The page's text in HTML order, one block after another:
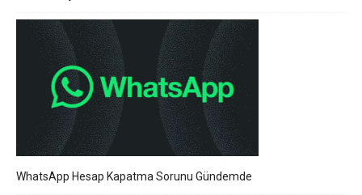
WhatsApp Hesap Kapatma Sorunu Gündemde